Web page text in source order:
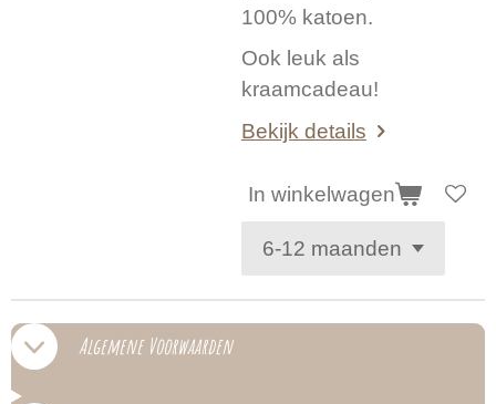
100% katoen.
Ook leuk als
kraamcadeau!
Bekijk details
In winkelwagen
Algemene Voorwaarden